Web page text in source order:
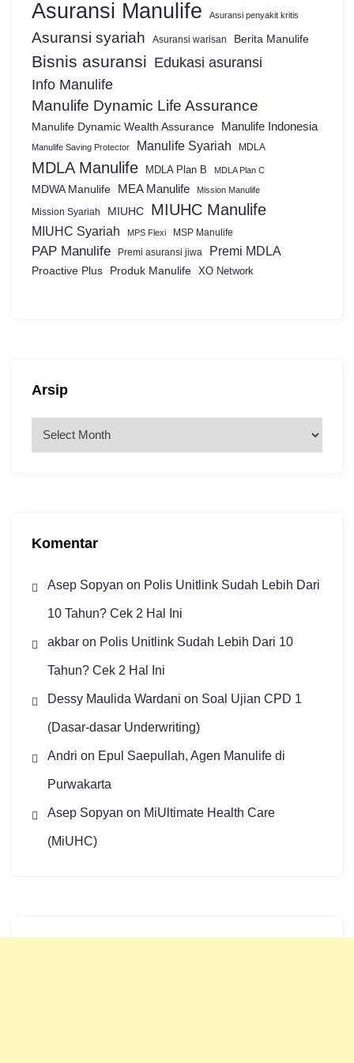
Asuransi Manulife Asuransi penyakit kritis
Asuransi syariah Asuransi warisan Berita Manulife
Bisnis asuransi Edukasi asuransi
Info Manulife
Manulife Dynamic Life Assurance
Manulife Dynamic Wealth Assurance Manulife Indonesia
Manulife Saving Protector Manulife Syariah MDLA
MDLA Manulife MDLA Plan B MDLA Plan C
MDWA Manulife MEA Manulife Mission Manulife
Mission Syariah MIUHC MIUHC Manulife
MIUHC Syariah MPS Flexi MSP Manulife
PAP Manulife Premi asuransi jiwa Premi MDLA
Proactive Plus Produk Manulife XO Network
Arsip
Komentar
Asep Sopyan on Polis Unitlink Sudah Lebih Dari
10 Tahun? Cek 2 Hal Ini
akbaron Polis Unitlink Sudah Lebih Dari 10
Tahun? Cek 2 Hal Ini
Dessy Maulida Wardani on Soal Ujian CPD 1
(Dasar-dasar Underwriting)
Andri on Epul Saepullah, Agen Manulife di
Purwakarta
Asep Sopyan on MiUltimate Health Care
(MiUHC)